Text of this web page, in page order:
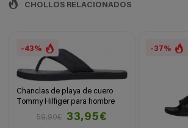
CHOLLOS RELACIONADOS
-43%
Chanclas de playa de cuero
Tommy Hilfiger para hombre
59,90€
33,95€
-37%